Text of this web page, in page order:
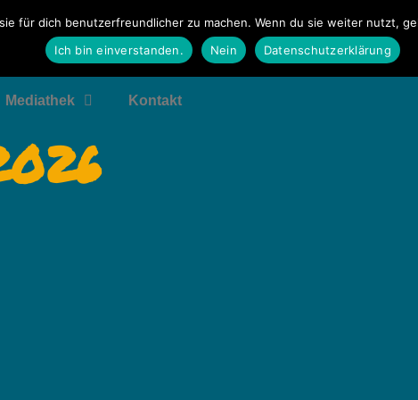
Mediathek Kontakt
für dich benutzerfreundlicher zu machen. Wenn du sie weiter nutzt,
Ich bin einverstanden.
Nein Datenschutzerklärung